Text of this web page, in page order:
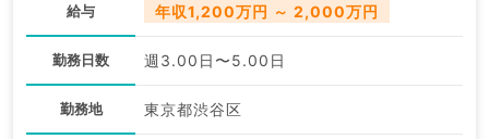
給与 年収1,200万円 ～ 2,000万円
勤務日数 週3.00日〜5.00日
勤務地 東京都渋谷区